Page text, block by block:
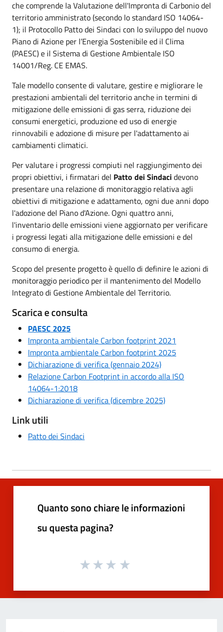
che comprende la Valutazione dell'Impronta di Carbonio del
territorio amministrato (secondo lo standard ISO 14064-
1); il Protocollo Patto dei Sindaci con lo sviluppo del nuovo
Piano di Azione per l’Energia Sostenibile ed il Clima
(PAESC) e il Sistema di Gestione Ambientale ISO
14001/Reg. CE EMAS.
Tale modello consente di valutare, gestire e migliorare le
prestazioni ambientali del territorio anche in termini di
mitigazione delle emissioni di gas serra, riduzione dei
consumi energetici, produzione ed uso di energie
rinnovabili e adozione di misure per l'adattamento ai
cambiamenti climatici.
Per valutare i progressi compiuti nel raggiungimento dei
propri obiettivi, i firmatari del Patto dei Sindacidevono
presentare una relazione di monitoraggio relativa agli
obiettivi di mitigazione e adattamento, ogni due anni dopo
l'adozione del Piano d'Azione. Ogni quattro anni,
l'inventario delle emissioni viene aggiornato per verificare
i progressi legati alla mitigazione delle emissioni e del
consumo di energia.
Scopo del presente progetto è quello di definire le azioni di
monitoraggio periodico per il mantenimento del Modello
Integrato di Gestione Ambientale del Territorio.
Scarica e consulta
PAESC 2025
Impronta ambientale Carbon footprint 2021
Impronta ambientale Carbon footprint 2025
Dichiarazione di verifica (gennaio 2024)
Relazione Carbon Footprint in accordo alla ISO
14064-1:2018
Dichiarazione di verifica (dicembre 2025)
Link utili
Patto dei Sindaci
Quanto sono chiare le informazioni
su questa pagina?